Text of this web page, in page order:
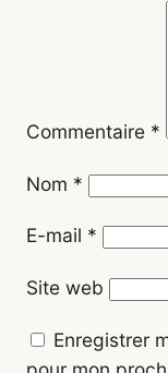
Commentaire *
Nom *
E-mail *
Site web
Enregistrer